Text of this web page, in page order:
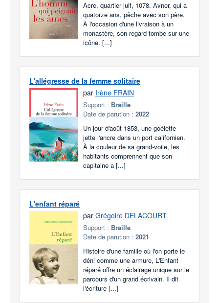
Acre, quartier juif, 1078. Avner, qui a
quatorze ans, pêche avec son père.
À l'occasion d'une livraison à un
monastère, son regard tombe sur une
icône. [...]
L'allégresse de la femme solitaire
par Irène FRAIN
Support : Braille
Date de parution : 2022
Un jour d'août 1853, une goélette
jette l'ancre dans un port californien.
À la couleur de sa grand-voile, les
habitants comprennent que son
capitaine a [...]
L'enfant réparé
par Grégoire DELACOURT
Support : Braille
Date de parution : 2021
Histoire d'une famille où l'on porte le
déni comme une armure, L'Enfant
réparé offre un éclairage unique sur le
parcours d'un grand écrivain. Il dit
l'écriture [...]